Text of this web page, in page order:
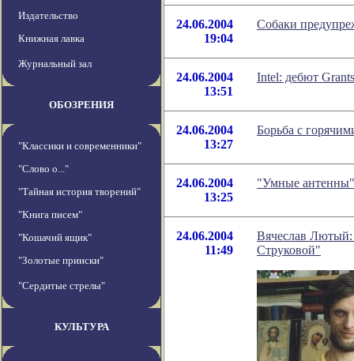
Издательство
Книжная лавка
Журнальный зал
ОБОЗРЕНИЯ
"Классики и современники"
"Слово о..."
"Тайная история творений"
"Книга писем"
"Кошачий ящик"
"Золотые прииски"
"Сердитые стрелы"
КУЛЬТУРА
24.06.2004
19:04
Собаки
24.06.2004
13:51
Intel: дебют
24.06.2004
13:27
Борьба с
24.06.2004
13:25
"Умные
24.06.2004
11:49
Вячеслав
Струковой"